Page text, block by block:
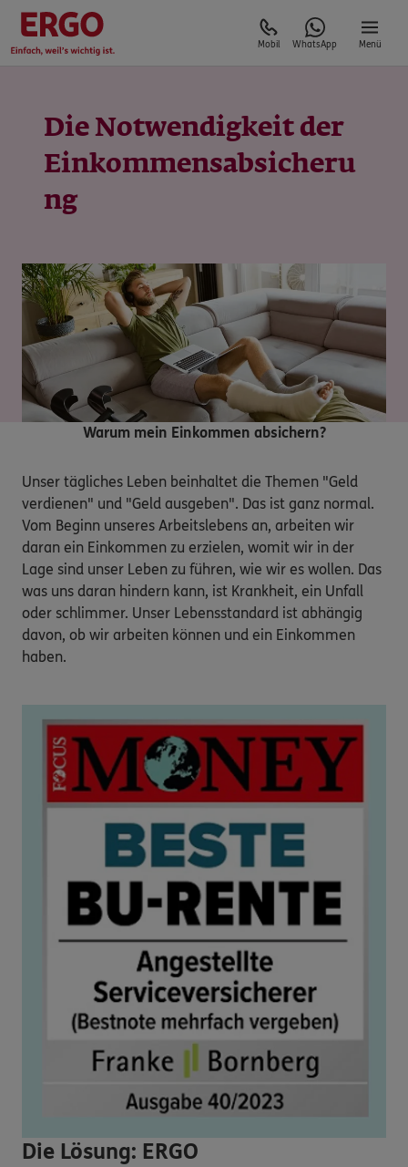
Mobil WhatsApp Menü
Die Notwendigkeit der
Einkommensabsicheru
ng
Warum mein Einkommen absichern?
Unser tägliches Leben beinhaltet die Themen "Geld
verdienen" und "Geld ausgeben". Das ist ganz normal.
Vom Beginn unseres Arbeitslebens an, arbeiten wir
daran ein Einkommen zu erzielen, womit wir in der
Lage sind unser Leben zu führen, wie wir es wollen. Das
was uns daran hindern kann, ist Krankheit, ein Unfall
oder schlimmer. Unser Lebensstandard ist abhängig
davon, ob wir arbeiten können und ein Einkommen
haben.
Die Lösung: ERGO